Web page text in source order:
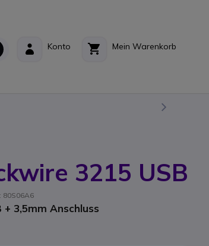
Mein Warenkorb
Konto
3215 USB
80S06A6
3,5mm Anschluss